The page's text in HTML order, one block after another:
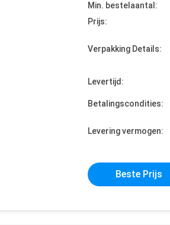
Min. bestelaantal:
Prijs:
Verpakking Details:
Levertijd:
Betalingscondities:
Levering vermogen:
Beste Prijs